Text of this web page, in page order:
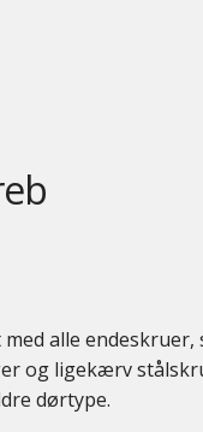
alle endeskruer,
og ligekærv
dørtype.